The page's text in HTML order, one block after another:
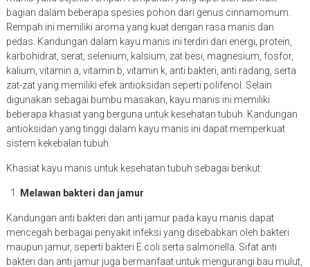
bagian dalam beberapa spesies pohon dari genus cinnamomum.
Rempah ini memiliki aroma yang kuat dengan rasa manis dan
pedas. Kandungan dalam kayu manis ini terdiri dari energi, protein,
karbohidrat, serat, selenium, kalsium, zat besi, magnesium, fosfor,
kalium, vitamin a, vitamin b, vitamin k, anti bakteri, anti radang, serta
zat-zat yang memiliki efek antioksidan seperti polifenol. Selain
digunakan sebagai bumbu masakan, kayu manis ini memiliki
beberapa khasiat yang berguna untuk kesehatan tubuh. Kandungan
antioksidan yang tinggi dalam kayu manis ini dapat memperkuat
sistem kekebalan tubuh.
Khasiat kayu manis untuk kesehatan tubuh sebagai berikut:
Melawan bakteri dan jamur
Kandungan anti bakteri dan anti jamur pada kayu manis dapat
mencegah berbagai penyakit infeksi yang disebabkan oleh bakteri
maupun jamur, seperti bakteri E.coli serta salmonella. Sifat anti
bakteri dan anti jamur juga bermanfaat untuk mengurangi bau mulut,